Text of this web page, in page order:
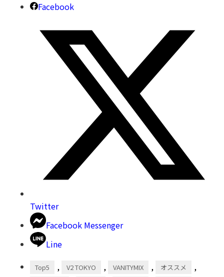
Facebook
Twitter
Facebook Messenger
Line
Top5 , V2 TOKYO , VANITYMIX , オススメ ,